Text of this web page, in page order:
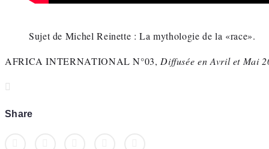
Sujet de Michel Reinette : La mythologie de la «race».
AFRICA INTERNATIONAL N°03, Diffusée en Avril et Mai
Share